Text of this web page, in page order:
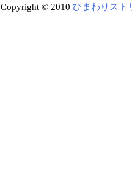
Copyright © 2010 ひまわりスト